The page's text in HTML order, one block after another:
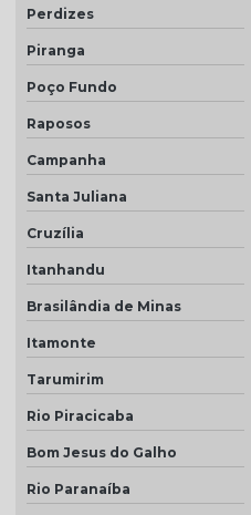
Perdizes
Piranga
Poço Fundo
Raposos
Campanha
Santa Juliana
Cruzília
Itanhandu
Brasilândia de Minas
Itamonte
Tarumirim
Rio Piracicaba
Bom Jesus do Galho
Rio Paranaíba